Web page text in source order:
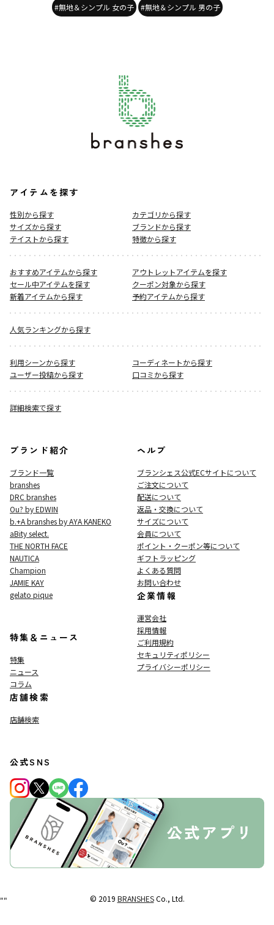
#無地＆シンプル 女の子 #無地＆シンプル 男の子
アイテムを探す
性別から探す
カテゴリから探す
サイズから探す
ブランドから探す
テイストから探す
特徴から探す
おすすめアイテムから探す
アウトレットアイテムを探す
セール中アイテムを探す
クーポン対象から探す
新着アイテムから探す
予約アイテムから探す
人気ランキングから探す
利用シーンから探す
コーディネートから探す
ユーザー投稿から探す
口コミから探す
詳細検索で探す
ブランド紹介
ブランド一覧
branshes
DRC branshes
Ou? by EDWIN
b.+A branshes by AYA KANEKO
aBity select.
THE NORTH FACE
NAUTICA
Champion
JAMIE KAY
gelato pique
特集＆ニュース
特集
ニュース
コラム
店舗検索
店舗検索
ヘルプ
ブランシェス公式ECサイトについて
ご注文について
配送について
返品・交換について
サイズについて
会員について
ポイント・クーポン等について
ギフトラッピング
よくある質問
お問い合わせ
企業情報
運営会社
採用情報
ご利用規約
セキュリティポリシー
プライバシーポリシー
公式SNS
© 2019 BRANSHESCo., Ltd.
""